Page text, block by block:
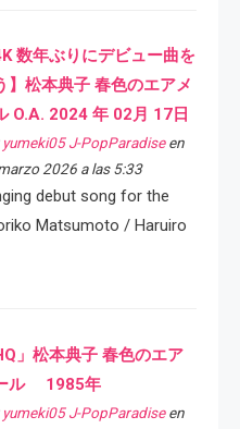
数年ぶりにデビュー曲を
】松本典子 春色のエアメ
O.A. 2024 年 02月 17日
yumeki05 J-PopParadiseen
2026 a las 5:33
debut song for the
Matsumoto / Haruiro
」松本典子 春色のエア
ル 1985年
yumeki05 J-PopParadiseen